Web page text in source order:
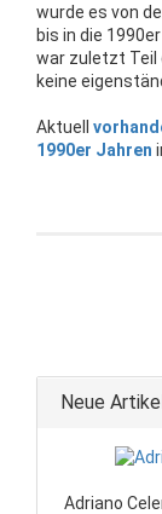
wurde es von
bis in die
war zuletzt Teil
keine
Aktuell
1990er Jahren
Neue
Adriano